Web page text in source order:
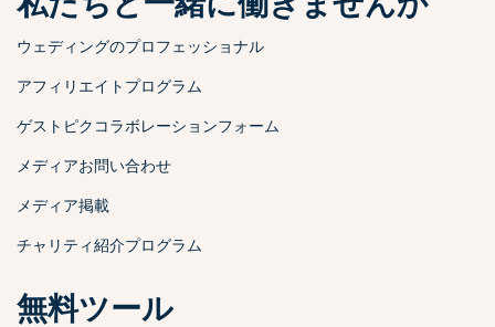
ウェディングのプロフェッショナル
アフィリエイトプログラム
ゲストピクコラボレーションフォーム
メディアお問い合わせ
メディア掲載
チャリティ紹介プログラム
無料ツール